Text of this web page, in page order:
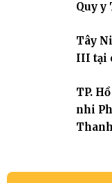
trang quý báu, gieo
Quy y
Tây
III tại
TP.
nhi